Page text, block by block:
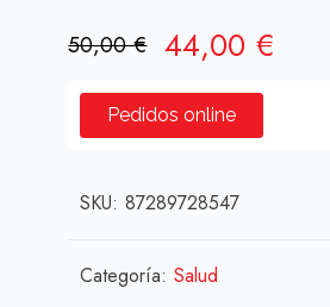
50,00€ El
original
era:
50,00 €.
44,00€
Pedidos online
SKU:87289728547
Categoría:Salud